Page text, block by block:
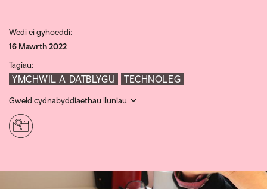
Wedi ei gyhoeddi:
16 Mawrth 2022
Tagiau:
YMCHWIL A DATBLYGU TECHNOLEG
Gweld cydnabyddiaethau lluniau